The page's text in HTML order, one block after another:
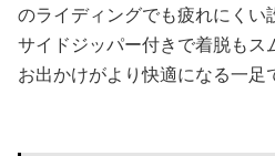
のライディングでも疲れにくい
サイドジッパー付きで着脱も
お出かけがより快適になる一足